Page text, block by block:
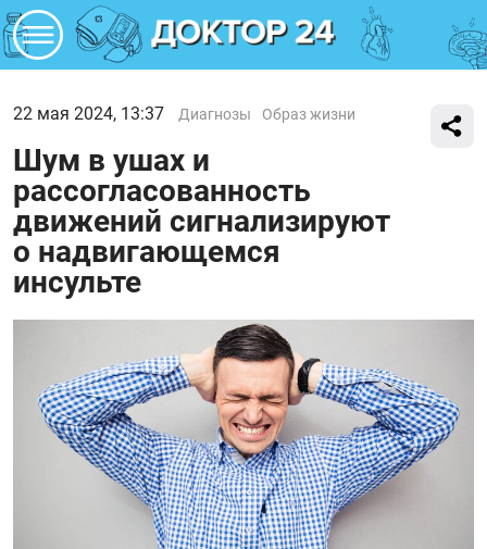
22 мая 2024, 13:37 Диагнозы Образ жизни
Шум в ушах и
рассогласованность
движений сигнализируют
о надвигающемся
инсульте